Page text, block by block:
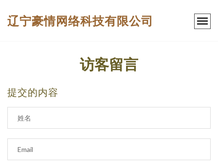
辽宁豪情网络科技有限公司
访客留言
提交的内容